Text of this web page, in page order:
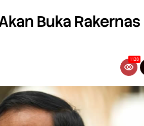
Buka Rakernas
1128